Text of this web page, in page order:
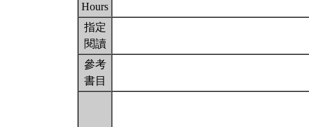
Hours
指定
閱讀
參考
書目